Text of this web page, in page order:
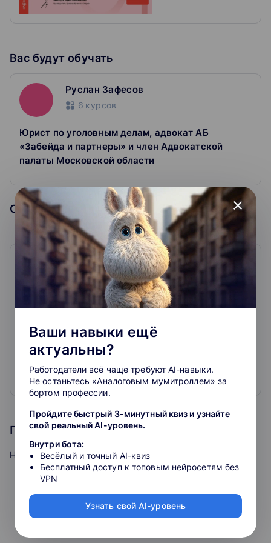
Мы передадим их эксперту, чтобы он ответил.
Вас будут обучать
Руслан Зафесов
6 курсов
Юрист по уголовным делам, адвокат АБ
«Забейда и партнеры» и член Адвокатской
палаты Московской области
Образовательная организация
Центр обучения Клерк
0 отзывов
повышение квалификации, вебинары, практикумы с
лучшими лекторами страны.
Только нужные темы: налоги, проверки, бухучёт,
налоговая оптимизация, кадры, право
Официальные удостоверения, курсы и мастер-
классы с лучшими лекторами страны и
предпринимателя
Развернуть
Программа курса
На вебинаре поговорим:
почему фактически на практике возможность
использования ст. 187 УК РФ стало инструментом
давления в руках правоохранителей;
зачем об этом знать бухгалтеру и руководителю;
close
Ваши навыки ещё
актуальны?
Работодатели всё чаще требуют AI-навыки.
Не останьтесь «Аналоговым мумитроллем» за
бортом профессии.
Пройдите быстрый 3-минутный квиз и узнайте
свой реальный AI-уровень.
Внутри бота:
Весёлый и точный AI-квиз
Бесплатный доступ к топовым нейросетям без
VPN
Узнать свой AI-уровень